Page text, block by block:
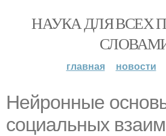
НАУКА ДЛЯ ВСЕХ
главная новости
Нейронные
социальных